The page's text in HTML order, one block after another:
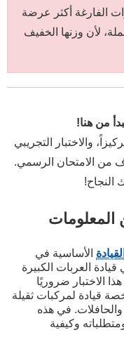
الفارغة أكثر عرضة
لأن وزنها الخفيف
من هنا!
والاختبار التجريبي
من الامتحان الرسمي.
النجاح!
المعلومات
الأساسية في
العربات الكبيرة
الاختبار ضروريًا
قيادة لمركبات ثقيلة
والحافلات. في هذه
وكيفية